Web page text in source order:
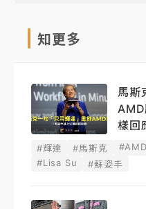
知更多
馬斯
樣回
#輝達 #馬斯克 #AMD
#Lisa Su
#蘇姿丰